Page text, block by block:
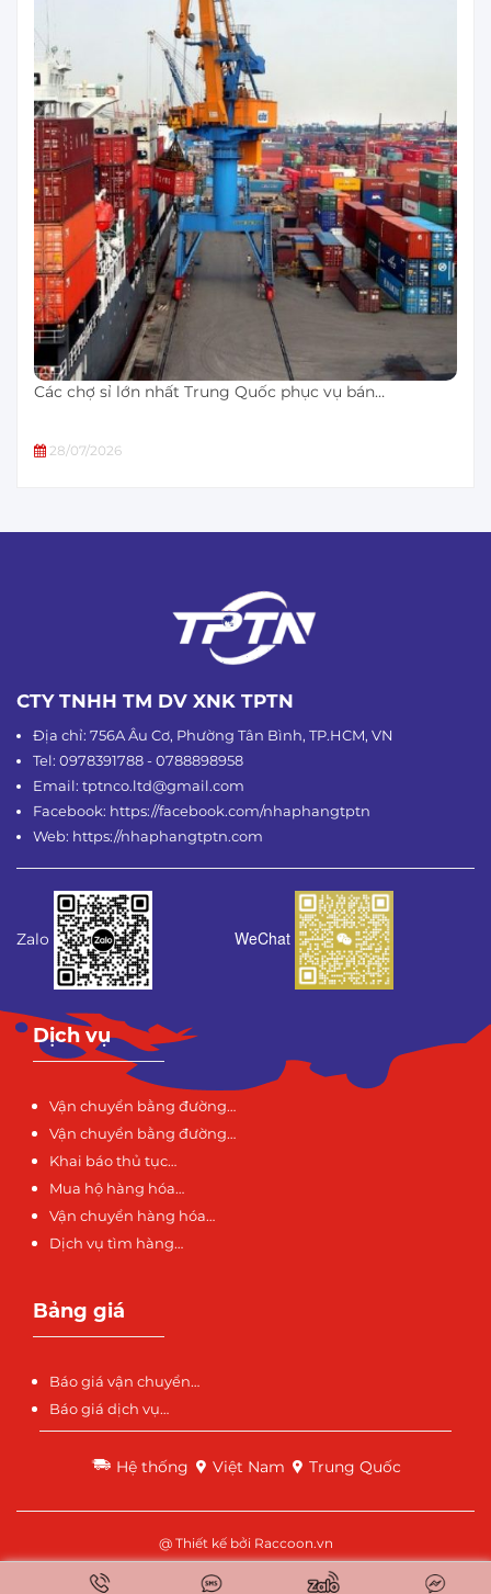
Các chợ sỉ lớn nhất Trung Quốc phục vụ bán…
28/07/2026
CTY TNHH TM DV XNK TPTN
Địa chỉ: 756A Âu Cơ, Phường Tân Bình, TP.HCM, VN
Tel: 0978391788 - 0788898958
Email: tptnco.ltd@gmail.com
Facebook: https://facebook.com/nhaphangtptn
Web: https://nhaphangtptn.com
Zalo WeChat
Dịch vụ
Vận chuyển bằng đường…
Vận chuyển bằng đường…
Khai báo thủ tục…
Mua hộ hàng hóa…
Vận chuyển hàng hóa…
Dịch vụ tìm hàng…
Bảng giá
Báo giá vận chuyển…
Báo giá dịch vụ…
Hệ thống Việt Nam Trung Quốc
@ Thiết kế bởi Raccoon.vn